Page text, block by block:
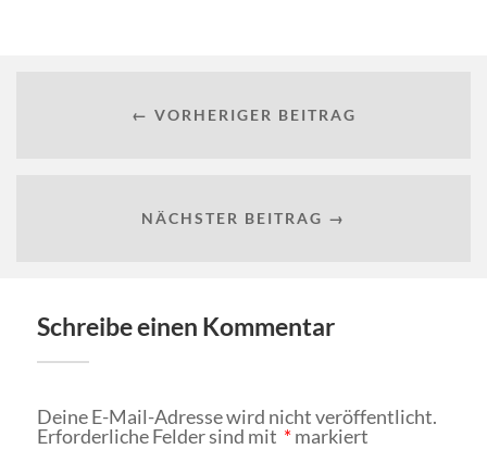
← VORHERIGER BEITRAG
NÄCHSTER BEITRAG →
Schreibe einen Kommentar
Deine E-Mail-Adresse wird nicht veröffentlicht.
Erforderliche Felder sind mit *markiert